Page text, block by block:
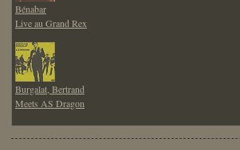
Bénabar
Live au Grand Rex
Burgalat, Bertrand
Meets AS Dragon